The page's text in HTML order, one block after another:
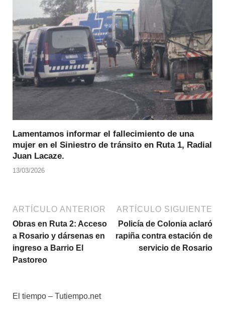
Lamentamos informar el fallecimiento de una
mujer en el Siniestro de tránsito en Ruta 1, Radial
Juan Lacaze.
13/03/2026
ARTÍCULO ANTERIOR
Obras en Ruta 2: Acceso
a Rosario y dársenas en
ingreso a Barrio El
Pastoreo
ARTÍCULO SIGUIENTE
Policía de Colonia aclaró
rapiña contra estación de
servicio de Rosario
El tiempo – Tutiempo.net